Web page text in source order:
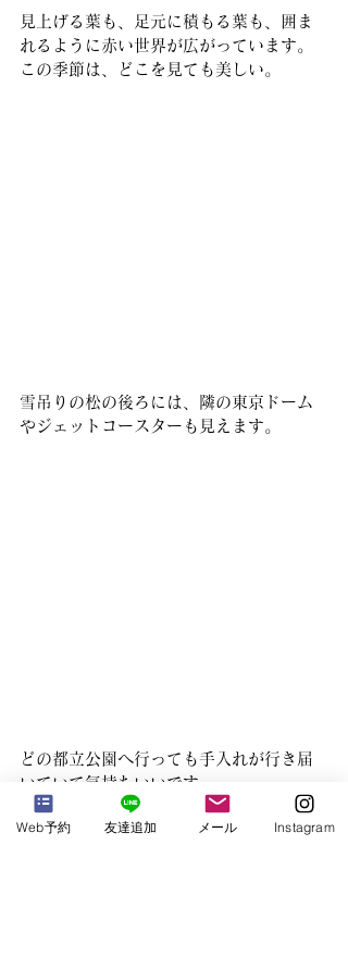
見上げる葉も、足元に積もる葉も、囲ま
れるように赤い世界が広がっています。
この季節は、どこを見ても美しい。
雪吊りの松の後ろには、隣の東京ドーム
やジェットコースターも見えます。
どの都立公園へ行っても手入れが行き届
いていて気持ちいいです。
入場料300円でたっぷり楽しめました。
そろそろ紅葉も見納め。去り行く美しい
Web予約 友達追加 メール Instagram